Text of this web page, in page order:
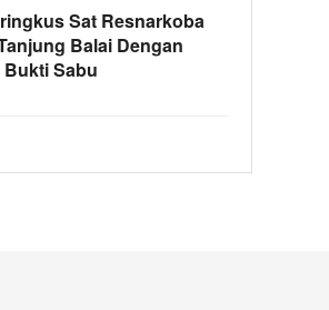
Sat Resnarkoba
Balai Dengan
Sabu